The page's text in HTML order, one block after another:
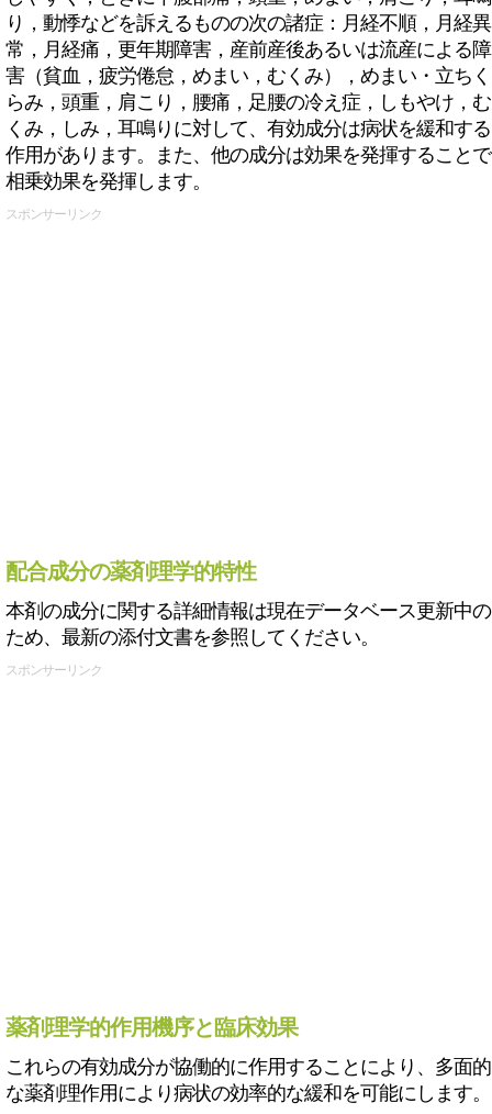
り，動悸などを訴えるものの次の諸症：月経不順，月経異
常，月経痛，更年期障害，産前産後あるいは流産による障
害（貧血，疲労倦怠，めまい，むくみ），めまい・立ちく
らみ，頭重，肩こり，腰痛，足腰の冷え症，しもやけ，む
くみ，しみ，耳鳴りに対して、有効成分は病状を緩和する
作用があります。また、他の成分は効果を発揮することで
相乗効果を発揮します。
スポンサーリンク
配合成分の薬剤理学的特性
本剤の成分に関する詳細情報は現在データベース更新中の
ため、最新の添付文書を参照してください。
スポンサーリンク
薬剤理学的作用機序と臨床効果
これらの有効成分が協働的に作用することにより、多面的
な薬剤理作用により病状の効率的な緩和を可能にします。